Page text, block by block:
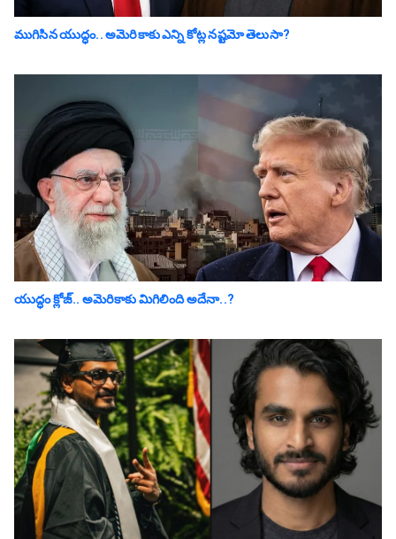
ముగిసిన యుద్ధం.. అమెరికాకు ఎన్ని కోట్ల న‌ష్ట‌మో తెలుసా?
యుద్ధం క్లోజ్‌.. అమెరికాకు మిగిలింది అదేనా..?